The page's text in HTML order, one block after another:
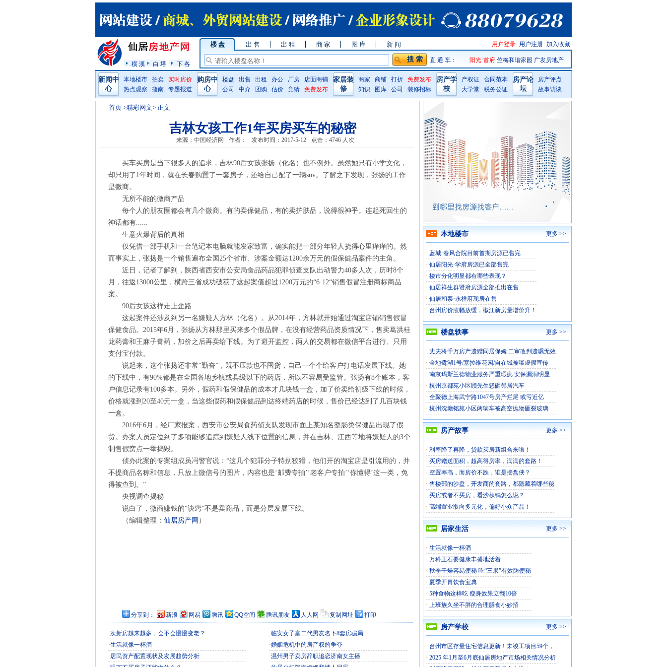
横 溪 白 塔 下 各
楼 盘 出 售 出 租 商 家 图 库 新 闻 加入收藏
用户注册
用户登录
网手机版
直 通 车： 阳光·首府 竺梅和谐家园 广发房地产
新闻中
心
本地楼市 拍卖
实时房价
热点观察
指南 专题报道
购房中
心
楼盘 出售 出租 办公 厂房
店面商铺
公司
中介 团购 估价 竞猜 免费发布
家居装
修
商家 商铺 打折
免费发布
知识
图库 公司 装修招标
房产学
校
产权证
合同范本
大学堂
税务公证
房产论
坛
房产评点
故事访谈
首页 >精彩网文> 正文
吉林女孩工作1年买房买车的秘密
来源：中国经济网 作者： 发布时间：2017-5-12 点击： 4746 人次
买车买房是当下很多人的追求，吉林90后女孩张扬（化名）也不例外。虽然她只有小学文化，
却只用了1年时间，就在长春购置了一套房子，还给自己配了一辆suv。了解之下发现，张扬的工作
是微商。
无所不能的微商产品
每个人的朋友圈都会有几个微商。有的卖保健品，有的卖护肤品，说得很神乎。连起死回生的
神话都有......
生意火爆背后的真相
仅凭借一部手机和一台笔记本电脑就能发家致富，确实能把一部分年轻人挠得心里痒痒的。然
而事实上，张扬是一个销售遍布全国25个省市、涉案金额达1200余万元的假保健品案件的主角。
近日，记者了解到，陕西省西安市公安局食品药品犯罪侦查支队出动警力40多人次，历时8个
月，往返13000公里，横跨三省成功破获了这起案值超过1200万元的“6·12“销售假冒注册商标商品
案。
90后女孩这样走上歪路
这起案件还涉及到另一名嫌疑人方林（化名）。从2014年，方林就开始通过淘宝店铺销售假冒
保健食品。2015年6月，张扬从方林那里买来多个假品牌，在没有经营药品资质情况下，售卖葛洪桂
龙药膏和王麻子膏药，加价之后再卖给下线。为了避开监控，两人的交易都在微信平台进行、只用
支付宝付款。
说起来，这个张扬还非常“勤奋”，既不压款也不囤货，自己一个个给客户打电话发展下线。她
的下线中，有90%都是在全国各地乡镇或县级以下的药店，所以不容易受监管。张扬有8个账本，客
户信息记录有100多本。另外，假药和假保健品的成本才几块钱一盒，加了价卖给初级下线的时候，
价格就涨到20至40元一盒，当这些假药和假保健品到达终端药店的时候，售价已经达到了几百块钱
一盒。
2016年6月，经厂家报案，西安市公安局食药侦支队发现市面上某知名整肠类保健品出现了假
货。办案人员定位到了多项能够追踪到嫌疑人线下位置的信息，并在吉林、江西等地将嫌疑人的3个
制售假窝点一举捣毁。
侦办此案的专案组成员冯警官说：“这几个犯罪分子特别狡猾，他们开的淘宝店是引流用的，并
不提商品名称和信息，只放上微信号的图片，内容也是‘邮费专拍’‘老客户专拍’‘你懂得’这一类，免
得被查到。”
央视调查揭秘
说白了，微商赚钱的“诀窍”不是卖商品，而是分层发展下线。
（编辑整理： 仙居房产网 ）
分享到： 新浪 网易 腾讯 QQ空间 腾讯朋友 人人网 复制网址 打印
·次新房越来越多，会不会慢慢变老？
·生活就像一杯酒
·居民资产配置现状及发展趋势分析
·临安女子富二代男友名下8套房骗局
·婚姻危机中的房产权的争夺
·温州男子卖房辞职追恋济南女主播
本地楼市 更多 >>
· 蓝城·春风合院目前首期房源已售完
· 仙居阳光·学府房源已全部售完
· 楼市分化明显都有哪些表现？
· 仙居祥生群贤府房源全部推出在售
· 仙居和泰·永祥府现房在售
· 台州房价涨幅放缓，椒江新房量增价升！
楼盘轶事 更多 >>
· 丈夫将千万房产遗赠同居保姆 二审改判遗嘱无效
· 金地鹭湖1号/塞拉维花园/自在城被曝虚假宣传
· 南京玛斯兰德物业服务严重瑕疵 安保漏洞明显
· 杭州京都苑小区顾先生怒砸邻居汽车
· 全聚德上海武宁路1047号房产烂尾 或亏近亿
· 杭州沈塘铭苑小区两辆车被高空抛物砸裂玻璃
房产故事 更多 >>
· 利率降了再降，贷款买房新组合来啦！
· 买房赠送面积，超高得房率，满满的套路！
· 空置率高，而房价不跌，谁是接盘侠？
· 售楼部的沙盘，开发商的套路，都隐藏着哪些秘
· 买房或者不买房，看沙秋鸭怎么说？
· 高端置业取向多元化，偏好小众产品！
居家生活 更多 >>
· 生活就像一杯酒
· 万科王石要健康丰盛地活着
· 秋季干燥容易便秘 吃“三果”有效防便秘
· 夏季开胃饮食宝典
· 5种食物这样吃 瘦身效果立翻10倍
· 上班族久坐不胖的合理膳食小妙招
房产学校 更多 >>
· 台州市区存量住宅信息更新！未竣工项目59个，
· 2025 年1月至6月底仙居房地产市场相关情况分析